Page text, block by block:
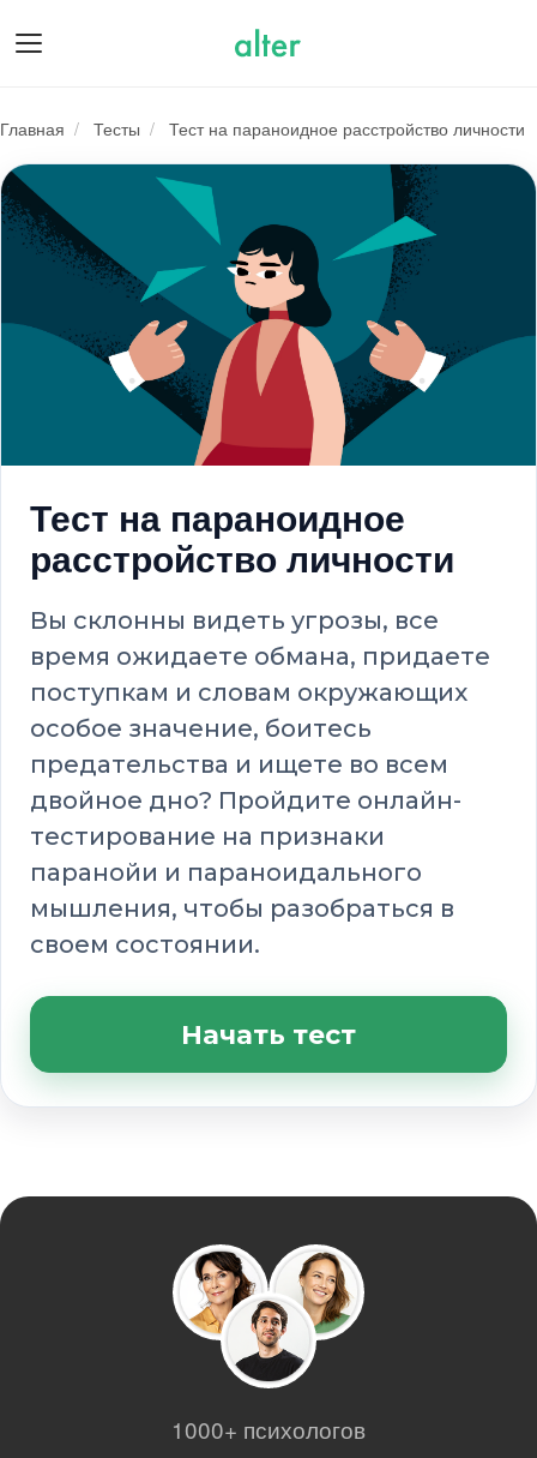
О нас
Подарочные сертификаты
Психологам
Для бизнеса
Главная / Тесты / Тест на параноидное расстройство личности
Тест на параноидное
Тест на параноидное
расстройство личности
Вы склонны видеть угрозы, все
время ожидаете обмана, придаете
поступкам и словам окружающих
особое значение, боитесь
предательства и ищете во всем
двойное дно? Пройдите онлайн-
тестирование на признаки
паранойи и параноидального
мышления, чтобы разобраться в
своем состоянии.
Начать тест
1000+ психологов